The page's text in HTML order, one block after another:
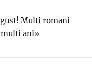
Multi romani
multi ani»